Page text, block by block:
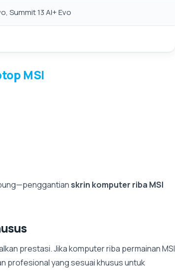
Summit 13 AI+ Evo
MSI
skrin komputer riba MSI
prestasi. Jika komputer riba permainan MSI
profesional yang sesuai khusus untuk